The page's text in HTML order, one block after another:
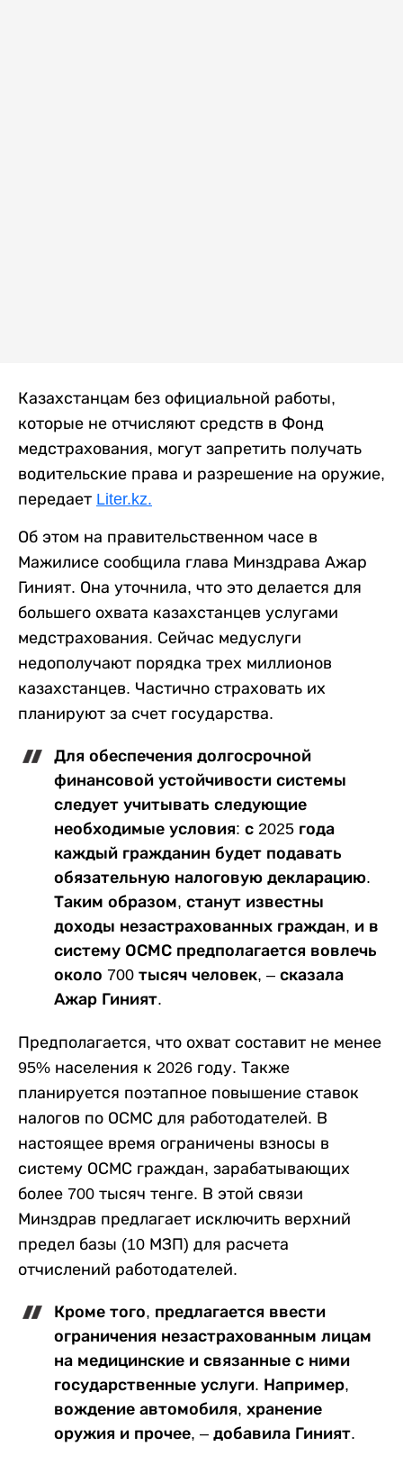
Казахстанцам без официальной работы,
которые не отчисляют средств в Фонд
медстрахования, могут запретить получать
водительские права и разрешение на оружие,
передает Liter.kz.
Об этом на правительственном часе в
Мажилисе сообщила глава Минздрава Ажар
Гиният. Она уточнила, что это делается для
большего охвата казахстанцев услугами
медстрахования. Сейчас медуслуги
недополучают порядка трех миллионов
казахстанцев. Частично страховать их
планируют за счет государства.
Для обеспечения долгосрочной
финансовой устойчивости системы
следует учитывать следующие
необходимые условия: с 2025 года
каждый гражданин будет подавать
обязательную налоговую декларацию.
Таким образом, станут известны
доходы незастрахованных граждан, и в
систему ОСМС предполагается вовлечь
около 700 тысяч человек, – сказала
Ажар Гиният.
Предполагается, что охват составит не менее
95% населения к 2026 году. Также
планируется поэтапное повышение ставок
налогов по ОСМС для работодателей. В
настоящее время ограничены взносы в
систему ОСМС граждан, зарабатывающих
более 700 тысяч тенге. В этой связи
Минздрав предлагает исключить верхний
предел базы (10 МЗП) для расчета
отчислений работодателей.
Кроме того, предлагается ввести
ограничения незастрахованным лицам
на медицинские и связанные с ними
государственные услуги. Например,
вождение автомобиля, хранение
оружия и прочее, – добавила Гиният.